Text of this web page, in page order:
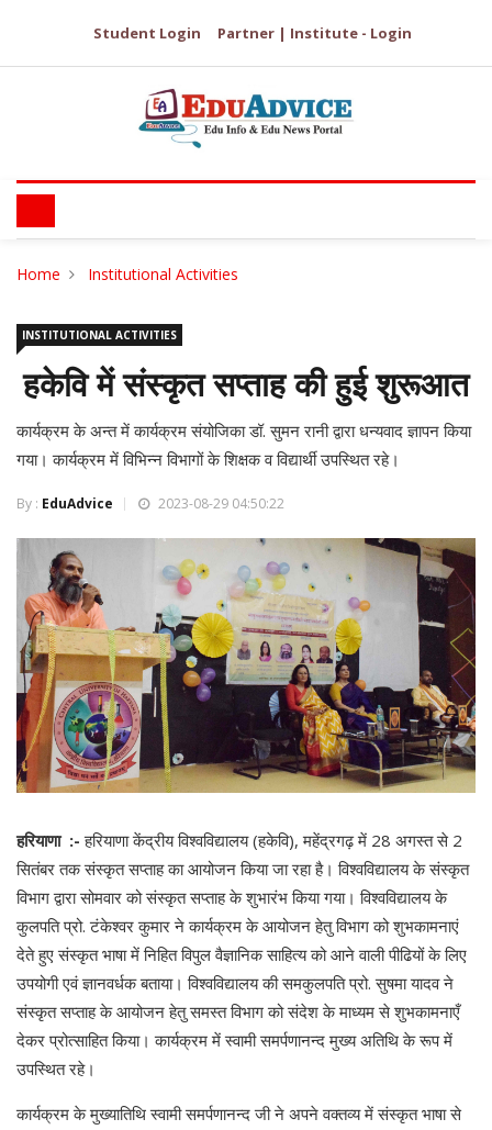
Student Login Partner | Institute - Login
Home Institutional Activities
INSTITUTIONAL ACTIVITIES
हकेवि में संस्कृत सप्ताह की हुई शुरूआत
कार्यक्रम के अन्त में कार्यक्रम संयोजिका डॉ. सुमन रानी द्वारा धन्यवाद ज्ञापन किया
गया। कार्यक्रम में विभिन्न विभागों के शिक्षक व विद्यार्थी उपस्थित रहे।
By : EduAdvice 2023-08-29 04:50:22
हरियाणा :-हरियाणा केंद्रीय विश्वविद्यालय (हकेवि), महेंद्रगढ़ में 28 अगस्त से 2
सितंबर तक संस्कृत सप्ताह का आयोजन किया जा रहा है। विश्वविद्यालय के संस्कृत
विभाग द्वारा सोमवार को संस्कृत सप्ताह के शुभारंभ किया गया। विश्वविद्यालय के
कुलपति प्रो. टंकेश्वर कुमार ने कार्यक्रम के आयोजन हेतु विभाग को शुभकामनाएं
देते हुए संस्कृत भाषा में निहित विपुल वैज्ञानिक साहित्य को आने वाली पीढियों के लिए
उपयोगी एवं ज्ञानवर्धक बताया। विश्वविद्यालय की समकुलपति प्रो. सुषमा यादव ने
संस्कृत सप्ताह के आयोजन हेतु समस्त विभाग को संदेश के माध्यम से शुभकामनाएँ
देकर प्रोत्साहित किया। कार्यक्रम में स्वामी समर्पणानन्द मुख्य अतिथि के रूप में
उपस्थित रहे।
कार्यक्रम के मुख्यातिथि स्वामी समर्पणानन्द जी ने अपने वक्तव्य में संस्कृत भाषा से